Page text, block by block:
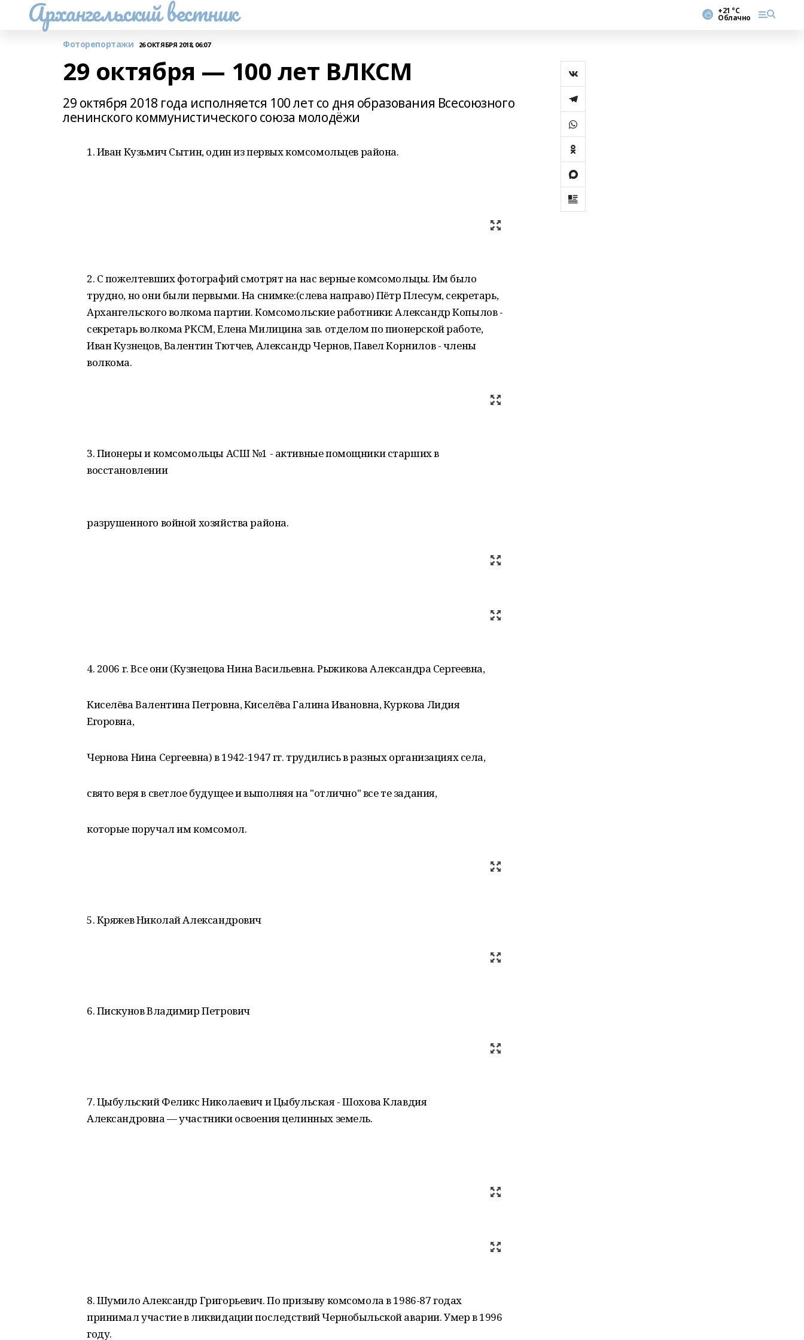
Архангельский вестник +21 °С
Облачно
Фоторепортажи 26 ОКТЯБРЯ 2018, 06:07
29 октября — 100 лет ВЛКСМ
29 октября 2018 года исполняется 100 лет со дня образования Всесоюзного
ленинского коммунистического союза молодёжи
1. Иван Кузьмич Сытин, один из первых комсомольцев района.
2. С пожелтевших фотографий смотрят на нас верные комсомольцы. Им было
трудно, но они были первыми. На снимке:(слева направо) Пётр Плесум, секретарь,
Архангельского волкома партии. Комсомольские работники: Александр Копылов -
секретарь волкома РКСМ, Елена Милицина зав. отделом по пионерской работе,
Иван Кузнецов, Валентин Тютчев, Александр Чернов, Павел Корнилов - члены
волкома.
3. Пионеры и комсомольцы АСШ №1 - активные помощники старших в
восстановлении
разрушенного войной хозяйства района.
4. 2006 г. Все они (Кузнецова Нина Васильевна. Рыжикова Александра Сергеевна,
Киселёва Валентина Петровна, Киселёва Галина Ивановна, Куркова Лидия
Егоровна,
Чернова Нина Сергеевна) в 1942-1947 гг. трудились в разных организациях села,
свято веря в светлое будущее и выполняя на "отлично" все те задания,
которые поручал им комсомол.
5. Кряжев Николай Александрович
6. Пискунов Владимир Петрович
7. Цыбульский Феликс Николаевич и Цыбульская - Шохова Клавдия
Александровна — участники освоения целинных земель.
8. Шумило Александр Григорьевич. По призыву комсомола в 1986-87 годах
принимал участие в ликвидации последствий Чернобыльской аварии. Умер в 1996
году.